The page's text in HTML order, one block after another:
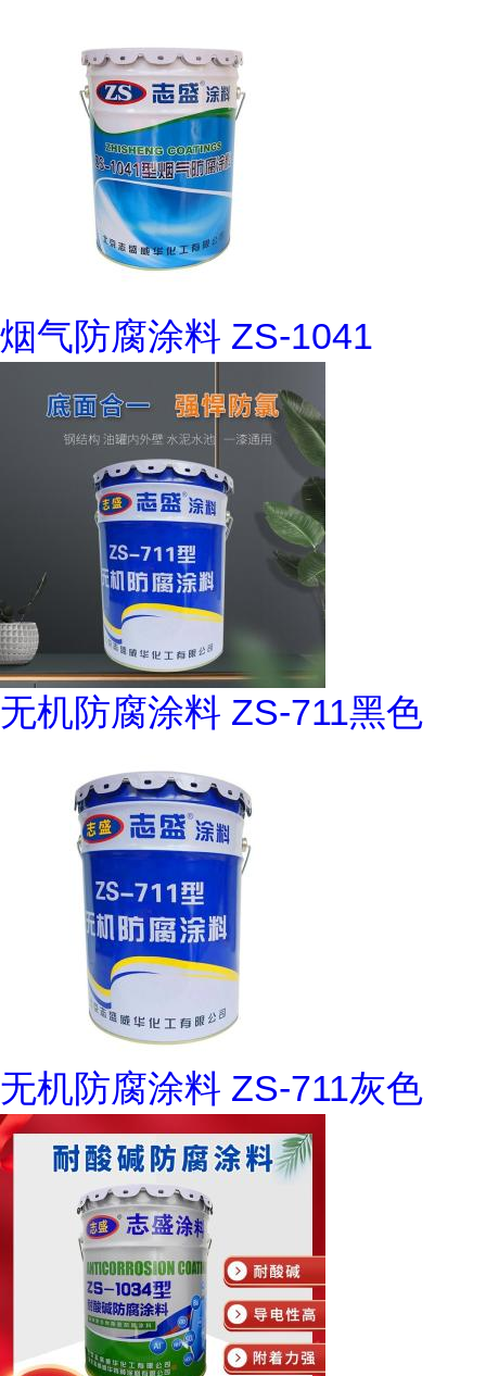
烟气防腐涂料 ZS-1041
无机防腐涂料 ZS-711黑色
无机防腐涂料 ZS-711灰色